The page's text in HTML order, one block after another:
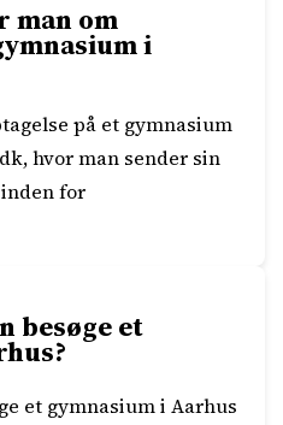
man om
i
på et gymnasium
hvor man sender sin
for
besøge et
et gymnasium i Aarhus